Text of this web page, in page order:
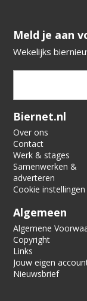
​​​​​​​Meld je aan
Wekelijks
Verification code:
Biernet.nl
Over ons
Contact
Werk & stages
Samenwerken &
adverteren
Cookie instellingen
Algemeen
Algemene
Copyright
Links
Jouw eigen
Nieuwsbrief